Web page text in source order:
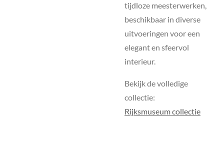
tijdloze meesterwerken,
beschikbaar in diverse
uitvoeringen voor een
elegant en sfeervol
interieur.
Bekijk de volledige
collectie:
Rijksmuseum collectie